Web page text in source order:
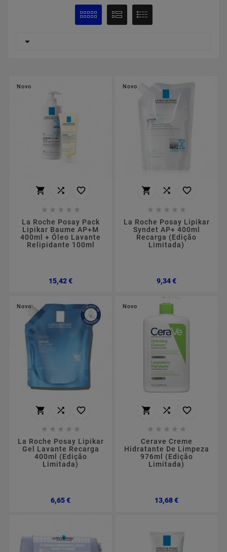

Novo
  
    
La Roche Posay Pack
Lipikar Baume AP+M
400ml + Óleo Lavante
Relipidante 100ml
15,42 €Preço
Novo
  
    
La Roche Posay Lipikar
Syndet AP+ 400ml
Recarga (Edição
Limitada)
9,34 €Preço
Novo
  
    
La Roche Posay Lipikar
Gel Lavante Recarga
400ml (Edição
Limitada)
6,65 €Preço
Novo
  
    
Cerave Creme
Hidratante De Limpeza
976ml (Edição
Limitada)
13,68 €Preço